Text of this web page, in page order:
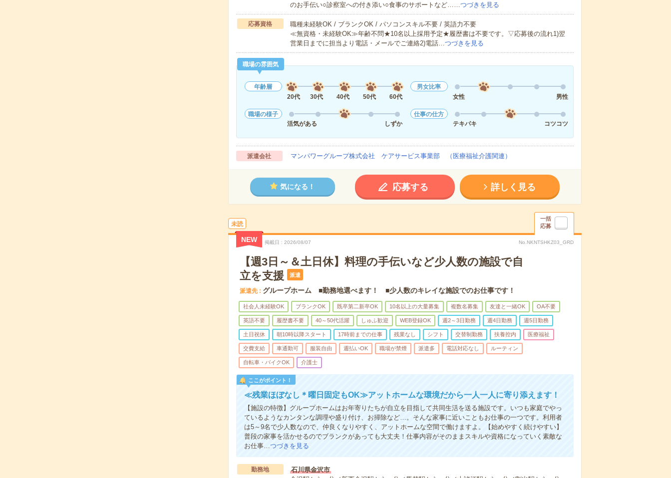
のお手伝い○診察室への付き添い○食事のサポートなど……つづきを見る
応募資格
職種未経験OK / ブランクOK / パソコンスキル不要 / 英語力不要
≪無資格・未経験OK≫年齢不問★10名以上採用予定★履歴書は不要です。▽応募後の流れ1)翌
営業日までに担当より電話・メールでご連絡2)電話…つづきを見る
職場の雰囲気
年齢層
20代
30代 40代 50代 60代
男女比率
女性
男性
職場の様子
活気がある
しずか
仕事の仕方
テキパキ
コツコツ
派遣会社 マンパワーグループ株式会社 ケアサービス事業部 （医療福祉介護関連）
気になる！ 応募する 詳しく見る
未読
一括
応募
NEW 掲載日 2026/08/07 No.NKNTSHKZ03_GRD
【週3日～＆土日休】料理の手伝いなど少人数の施設で自
立を支援
派遣
派遣先 グループホーム ■勤務地選べます！ ■少人数のキレイな施設でのお仕事です！
社会人未経験OK ブランクOK 既卒第二新卒OK 10名以上の大量募集 複数名募集 友達と一緒OK OA不要
英語不要 履歴書不要 40～50代活躍 しゅふ歓迎 WEB登録OK 週2～3日勤務 週4日勤務 週5日勤務
土日祝休 朝10時以降スタート 17時前までの仕事 残業なし シフト 交替制勤務 扶養控内 医療福祉
交費支給 車通勤可 服装自由 週払いOK 職場が禁煙 派遣多 電話対応なし ルーティン
自転車・バイクOK 介護士
ここがポイント！
≪残業ほぼなし＊曜日固定もOK≫アットホームな環境だから一人一人に寄り添えます！
【施設の特徴】グループホームはお年寄りたちが自立を目指して共同生活を送る施設です。いつも家庭でやっ
ているようなカンタンな調理や盛り付け、お掃除など…。そんな家事に近いこともお仕事の一つです。利用者
は5～9名で少人数なので、仲良くなりやすく、アットホームな空間で働けますよ。【始めやすく続けやすい】
普段の家事を活かせるのでブランクがあっても大丈夫！仕事内容がそのままスキルや資格になっていく素敵な
お仕事…つづきを見る
勤務地
石川県金沢市